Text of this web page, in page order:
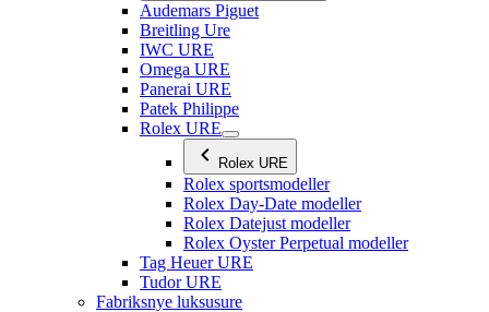
Audemars Piguet
Breitling Ure
IWC URE
Omega URE
Panerai URE
Patek Philippe
Rolex URE
Rolex URE
Rolex sportsmodeller
Rolex Day-Date modeller
Rolex Datejust modeller
Rolex Oyster Perpetual modeller
Tag Heuer URE
Tudor URE
Fabriksnye luksusure